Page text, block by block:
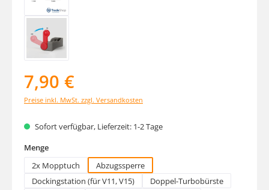
7,90 €
Preise inkl. MwSt. zzgl. Versandkosten
Sofort verfügbar, Lieferzeit: 1-2 Tage
Mengeauswählen
2x Mopptuch
Abzugssperre
Dockingstation (für V11, V15)
Doppel-Turbobürste